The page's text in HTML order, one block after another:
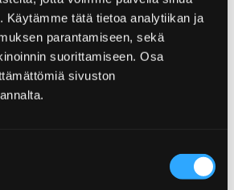
Käytämme tätä tietoa analytiikan ja
parantamiseen, sekä
suorittamiseen. Osa
sivuston
& Ahlainen
sinua tervehtivät meri
varrelta löytyy myös
kylä.